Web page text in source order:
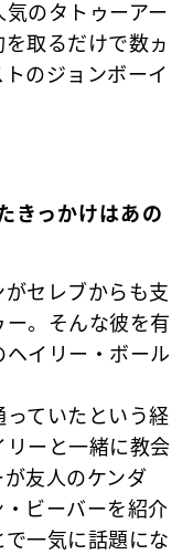
のタトゥーアー
取るだけで数ヵ
のジョンボーイ
きっかけはあの
セレブからも支
。そんな彼を有
イリー・ボール
ていたという経
ーと一緒に教会
友人のケンダ
ビーバーを紹介
一気に話題にな